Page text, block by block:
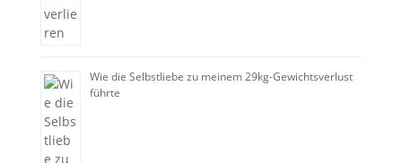
Wie die Selbstliebe zu meinem 29kg-Gewichtsverlust
führte